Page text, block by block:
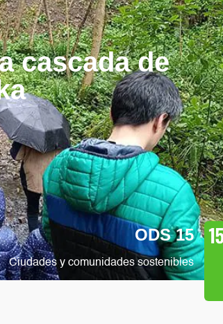
cascada de
ODS 15
Ciudades y comunidades sostenibles